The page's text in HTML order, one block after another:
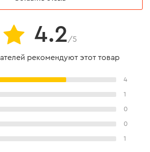
изготовлен из высокопрочной
длительный ресурс.
продуктивный расходный
4.2 /5
рекомендуют этот товар
4
1
0
0
1